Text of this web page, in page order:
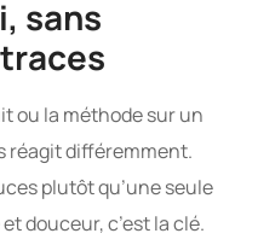
sans
ou la méthode sur un
réagit différemment.
plutôt qu’une seule
douceur, c’est la clé.